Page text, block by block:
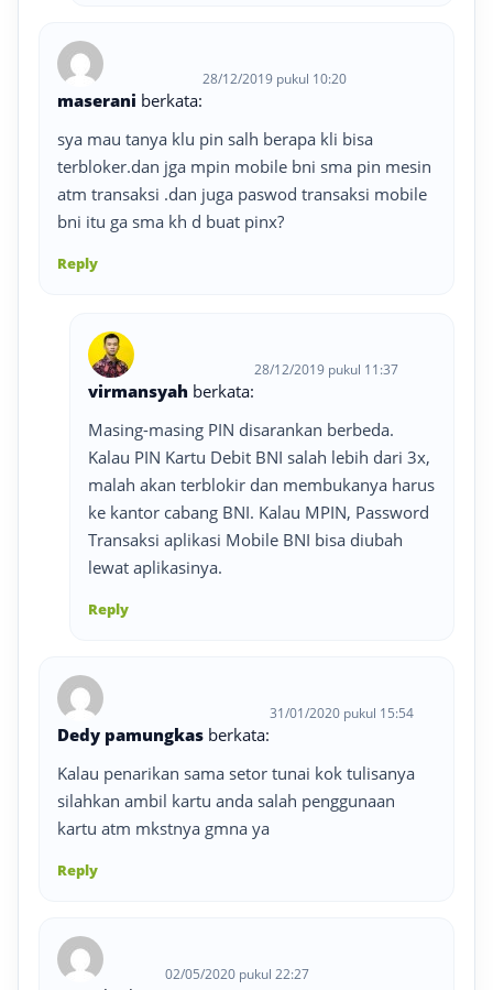
maserani berkata:
28/12/2019 pukul 10:20
sya mau tanya klu pin salh berapa kli bisa
terbloker.dan jga mpin mobile bni sma pin mesin
atm transaksi .dan juga paswod transaksi mobile
bni itu ga sma kh d buat pinx?
Reply
virmansyah berkata:
28/12/2019 pukul 11:37
Masing-masing PIN disarankan berbeda.
Kalau PIN Kartu Debit BNI salah lebih dari 3x,
malah akan terblokir dan membukanya harus
ke kantor cabang BNI. Kalau MPIN, Password
Transaksi aplikasi Mobile BNI bisa diubah
lewat aplikasinya.
Reply
Dedy pamungkas berkata:
31/01/2020 pukul 15:54
Kalau penarikan sama setor tunai kok tulisanya
silahkan ambil kartu anda salah penggunaan
kartu atm mkstnya gmna ya
Reply
02/05/2020 pukul 22:27